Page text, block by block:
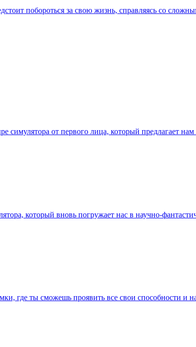
побороться за свою жизнь, справляясь со
симулятора от первого лица, который предлагает
который вновь погружает нас в научно-
где ты сможешь проявить все свои способности и